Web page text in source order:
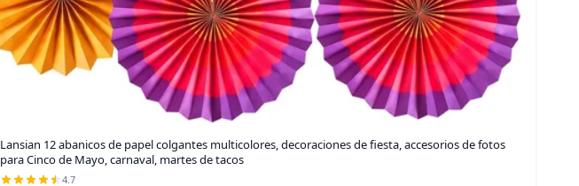
Lansian 12 abanicos de papel colgantes multicolores, decoraciones de fiesta, accesorios de fotos
para Cinco de Mayo, carnaval, martes de tacos
4.7